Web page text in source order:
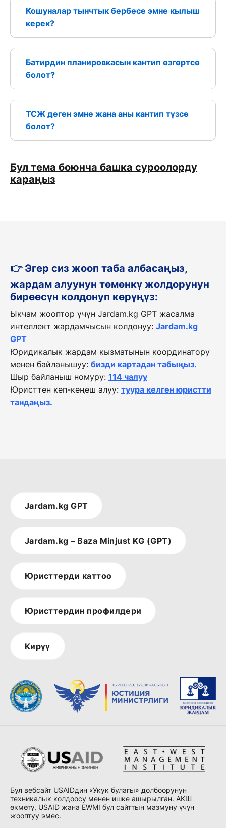
Кошуналар тынчтык бербесе эмне кылыш
керек?
Батирдин планировкасын кантип өзгөртсө
болот?
ТСЖ деген эмне жана аны кантип түзсө
болот?
Бул тема боюнча башка суроолорду
караңыз
👉 Эгер сиз жооп таба албасаңыз,
жардам алуунун төмөнкү жолдорунун
бирөөсүн колдонуп көрүңүз:
Ыкчам жооптор үчүн Jardam.kg GPT жасалма
интеллект жардамчысын колдонуу: Jardam.kg
GPT
Юридикалык жардам кызматынын координатору
менен байланышуу: бизди картадан табыңыз.
Шыр байланыш номуру: 114 чалуу
Юристтен кеп-кеңеш алуу: туура келген юристти
тандаңыз.
Jardam.kg GPT
Jardam.kg – Baza Minjust KG (GPT)
Юристтерди каттоо
Юристтердин профилдери
Кирүү
Бул вебсайт USAIDдин «Укук булагы» долбоорунун
техникалык колдоосу менен ишке ашырылган. АКШ
өкмөтү, USAID жана EWMI бул сайттын мазмуну үчүн
жооптуу эмес.